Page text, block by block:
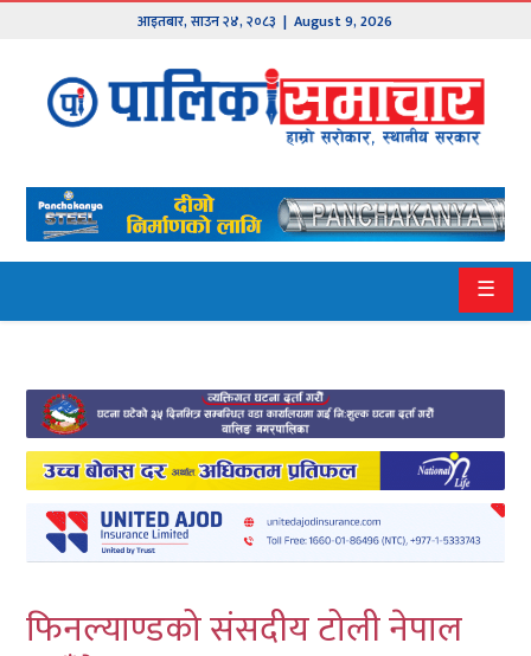
आइतबार,साउन२४,२०८३ | August 9, 2026
मुख्य
समाचार
हाम्रो
पालिका
१
२
बागमती
गण्डकी
कर्णाली
☰
फिनल्याण्डको संसदीय टोली नेपाल